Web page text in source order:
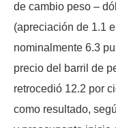
de cambio peso –
(apreciación de 1.1
nominalmente 6.3
precio del barril de
retrocedió 12.2 por
como resultado,